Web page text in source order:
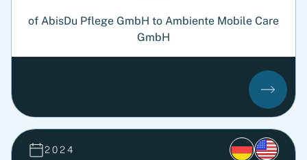
of AbisDu Pflege GmbH to Ambiente Mobile Care
GmbH
2024